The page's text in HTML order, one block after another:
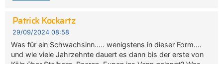
Patrick Kockartz
29/09/2024 08:58
Was für ein Schwachsinn….. wenigstens in dieser Form….
und wie viele Jahrzehnte dauert es dann bis der erste von